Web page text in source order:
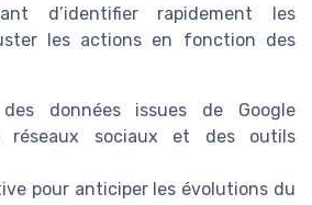
d’identifier rapidement les
les actions en fonction des
des données issues de Google
réseaux sociaux et des outils
pour anticiper les évolutions du